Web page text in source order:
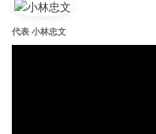
代表 小林忠文